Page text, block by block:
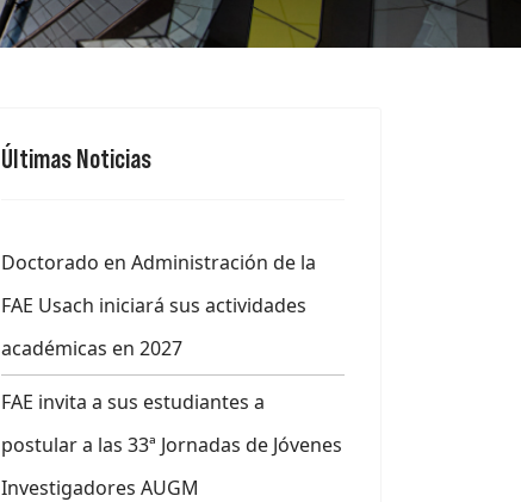
Últimas Noticias
Doctorado en Administración de la
FAE Usach iniciará sus actividades
académicas en 2027
FAE invita a sus estudiantes a
postular a las 33ª Jornadas de Jóvenes
Investigadores AUGM